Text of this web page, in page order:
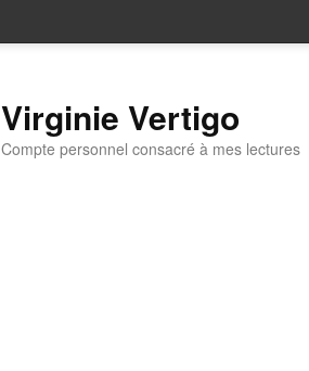
Virginie Vertigo
Compte personnel consacré à mes lectures